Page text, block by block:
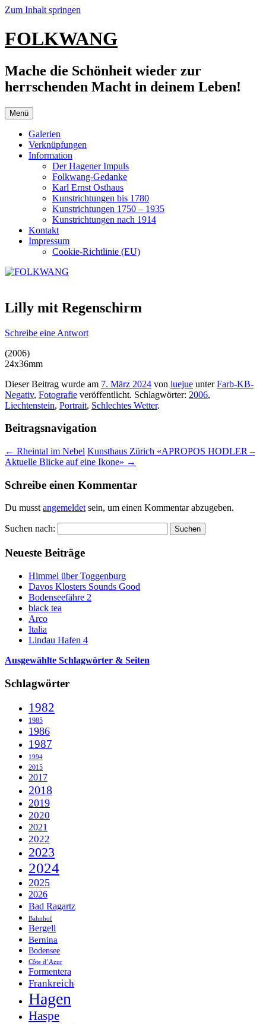
Zum Inhalt springen
FOLKWANG
Mache die Schönheit wieder zur
herrschenden Macht in deinem Leben!
Menü
Galerien
Verknüpfungen
Information
Der Hagener Impuls
Folkwang-Gedanke
Karl Ernst Osthaus
Kunstrichtungen bis 1780
Kunstrichtungen 1750 – 1935
Kunstrichtungen nach 1914
Kontakt
Impressum
Cookie-Richtlinie (EU)
Lilly mit Regenschirm
Schreibe eine Antwort
(2006)
24x36mm
Dieser Beitrag wurde am 7. März 2024 von luejue unterFarb-KB-
Negativ, Fotografie veröffentlicht. Schlagwörter: 2006,
Liechtenstein, Portrait, Schlechtes Wetter.
Beitragsnavigation
← Rheintal im Nebel Kunsthaus Zürich «APROPOS HODLER –
Aktuelle Blicke auf eine Ikone» →
Schreibe einen Kommentar
Du musstangemeldetsein, um einen Kommentar abzugeben.
Suchen nach:
Neueste Beiträge
Himmel über Toggenburg
Davos Klosters Sounds Good
Bodenseefähre 2
black tea
Arco
Italia
Lindau Hafen 4
Ausgewählte Schlagwörter & Seiten
Schlagwörter
1982
1985
1986
1987
1994
2015
2017
2018
2019
2020
2021
2022
2023
2024
2025
2026
Bad Ragartz
Bahnhof
Bergell
Bernina
Bodensee
Côte d’Azur
Formentera
Frankreich
Hagen
Haspe